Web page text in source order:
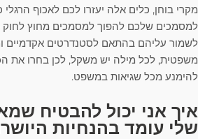
מקרי בוחן, כלים אלה יעזרו לכם לאכוף
למסמכים שלכם להפוך למסמכים מחוץ לחוק
לשמור עליהם בהתאם לסטנדרטים אקדמיים
משפטית, לכל מילה יש משקל, לכן בחרו את
להימנע מכל שגיאות במשפט.
איך אני יכול להבטיח
שלי עומד בהנחיות